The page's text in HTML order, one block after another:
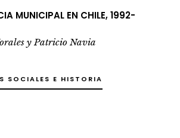
MUNICIPAL EN CHILE, 1992-
y Patricio Navia
SOCIALES E HISTORIA